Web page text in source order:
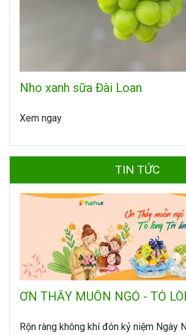
Nho xanh sữa Đài Loan
Xem ngay
TIN TỨC
ƠN THẦY MUỐN NGỎ - TỎ
Rộn ràng không khí đón kỷ niệm Ngày